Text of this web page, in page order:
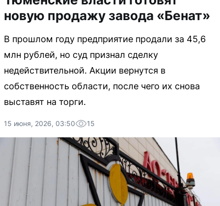
новую продажу завода «Бенат»
В прошлом году предприятие продали за 45,6
млн рублей, но суд признал сделку
недействительной. Акции вернутся в
собственность области, после чего их снова
выставят на торги.
15 июня, 2026, 03:50 15